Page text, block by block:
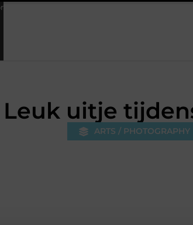
keuzes die je huis minder standaard maken
Leuk uitje
ARTS / PHOTOGRAPHY